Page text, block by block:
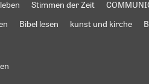
Stimmen der Zeit
Bibel lesen kunst und kirche